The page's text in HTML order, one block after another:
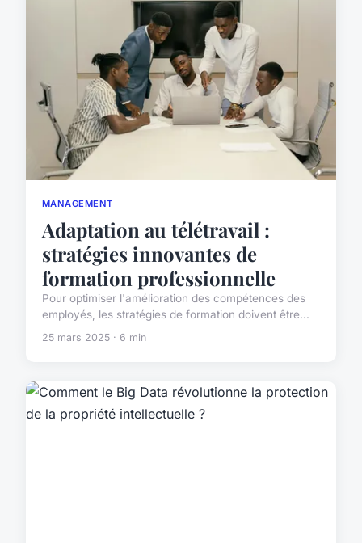
MANAGEMENT
Adaptation au télétravail :
stratégies innovantes de
formation professionnelle
Pour optimiser l'amélioration des compétences des
employés, les stratégies de formation doivent être...
25 mars 2025 · 6 min